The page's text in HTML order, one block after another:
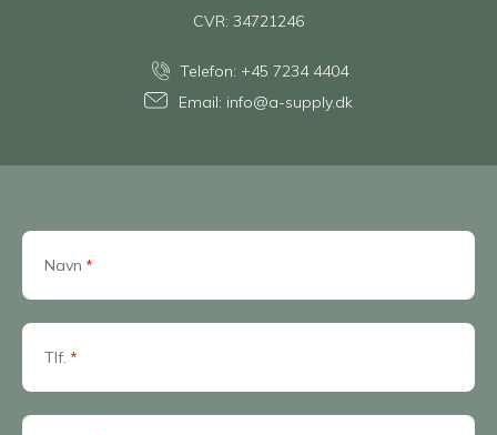
Navn *
Tlf. *
CVR: 34721246
Telefon: +45 7234 4404
Email: info@a-supply.dk